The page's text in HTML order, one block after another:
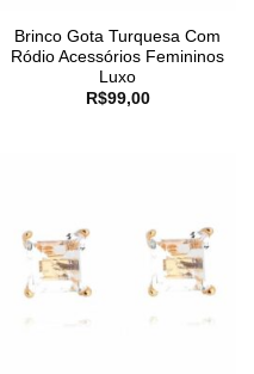
Brinco Gota Turquesa Com
Ródio Acessórios Femininos
Luxo
R$99,00